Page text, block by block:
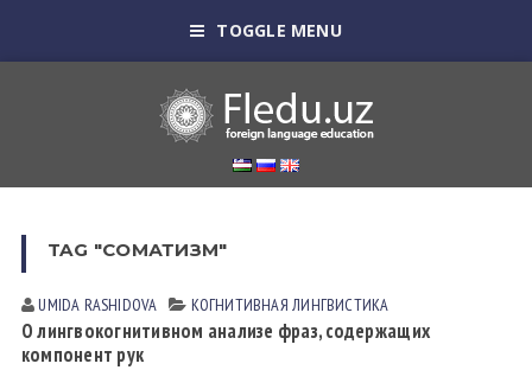
TOGGLE MENU
TAG "СОМАТИЗМ"
UMIDA RАSHIDOVА КОГНИТИВНАЯ ЛИНГВИСТИКА
О лингвокогнитивном анализе фраз, содержащих
компонент рук